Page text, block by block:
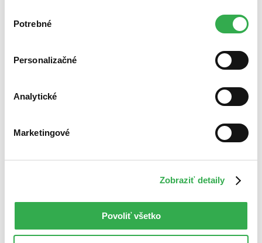
nám pomohlo, keby sme mohli používať všetky tieto
súhlasu
Potrebné
Personalizačné
Analytické
Marketingové
Zobraziť detaily
Povoliť všetko
Bestsellery
Najdrahšie
Najlacnejšie
V anglickom jazykuv predpredaji
vyhovujúci zadaným podmienkam.
Skúste prosím zmeniť vyhľadávaný výraz.